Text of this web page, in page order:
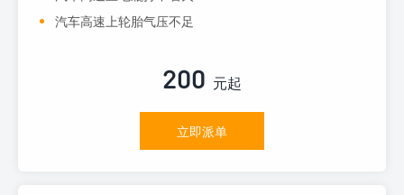
汽车高速上轮胎气压不足
200 元起
立即派单